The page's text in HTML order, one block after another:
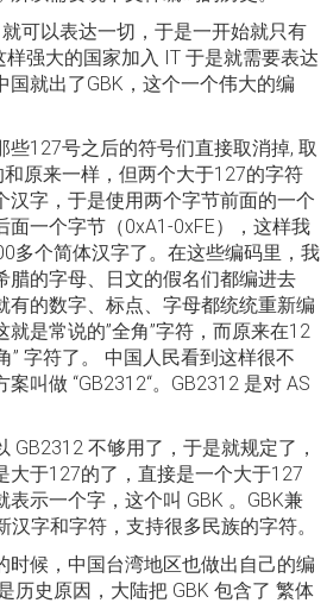
可以表达一切，于是一开始就只有
强大的国家加入 IT 于是就需要表达
国就出了GBK，这个一个伟大的编
些127号之后的符号们直接取消掉, 取
原来一样，但两个大于127的字符
汉字，于是使用两个字节前面的一个
面一个字节（0xA1-0xFE），这样我
多个简体汉字了。在这些编码里，我
腊的字母、日文的假名们都编进去
有的数字、标点、字母都统统重新编
是常说的”全角”字符，而原来在12
” 字符了。 中国人民看到这样很不
叫做 “GB2312“。GB2312 是对 AS
GB2312 不够用了，于是就规定了，
大于127的了，直接是一个大于127
示一个字，这个叫 GBK 。GBK兼
汉字和字符，支持很多民族的字符。
时候，中国台湾地区也做出自己的编
历史原因，大陆把 GBK 包含了 繁体